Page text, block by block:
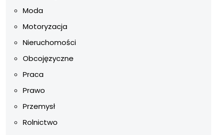
Moda
Motoryzacja
Nieruchomości
Obcojęzyczne
Praca
Prawo
Przemysł
Rolnictwo